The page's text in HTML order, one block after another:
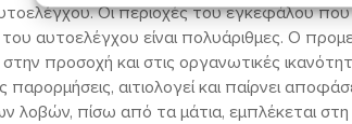
Οι περιοχές του εγκεφάλου που
του αυτοελέγχου είναι πολυάριθμες. Ο
στην προσοχή και στις οργανωτικές
παρορμήσεις, αιτιολογεί και παίρνει
λοβών, πίσω από τα μάτια, εμπλέκεται